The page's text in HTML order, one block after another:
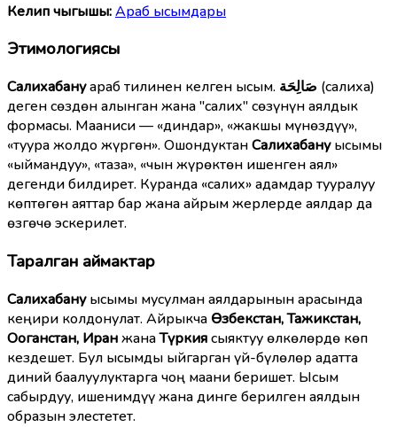
Келип чыгышы:Араб ысымдары
Этимологиясы
Салихабануараб тилинен келген ысым. صَالِحَة (салиха)
деген сөздөн алынган жана "салих" сөзүнүн аялдык
формасы. Мааниси — «диндар», «жакшы мүнөздүү»,
«туура жолдо жүргөн». ОшондуктанСалихабануысымы
«ыймандуу», «таза», «чын жүрөктөн ишенген аял»
дегенди билдирет. Куранда «салих» адамдар тууралуу
көптөгөн аяттар бар жана айрым жерлерде аялдар да
өзгөчө эскерилет.
Таралган аймактар
Салихабануысымы мусулман аялдарынын арасында
кеңири колдонулат. Айрыкча Өзбекстан, Тажикстан,
Ооганстан, ИранжанаТүркиясыяктуу өлкөлөрдө көп
кездешет. Бул ысымды ыйгарган үй-бүлөлөр адатта
диний баалуулуктарга чоң маани беришет. Ысым
сабырдуу, ишенимдүү жана динге берилген аялдын
образын элестетет.